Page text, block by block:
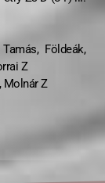
Földeák,
Z
Molnár Z